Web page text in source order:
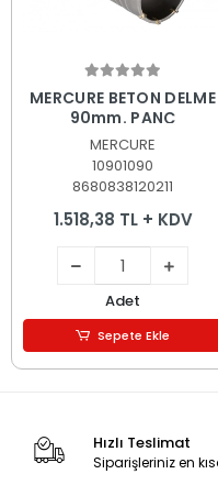
MERCURE BETON DELME
90mm. PANÇ
MERCURE
10901090
8680838120211
1.518,38 TL + KDV
Adet
Sepete Ekle
Hızlı Teslimat
Siparişleriniz en